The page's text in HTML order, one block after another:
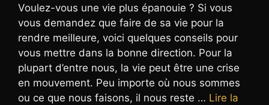
Voulez-vous une vie plus épanouie ? Si vous
vous demandez que faire de sa vie pour la
rendre meilleure, voici quelques conseils pour
vous mettre dans la bonne direction. Pour la
plupart d’entre nous, la vie peut être une crise
en mouvement. Peu importe où nous sommes
ou ce que nous faisons, il nous reste … Lire la